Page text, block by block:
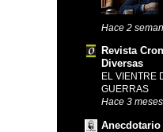
Hace 2
Revista
Diversas
EL VIENTRE
GUERRAS
Hace 3 meses
Anecdotario